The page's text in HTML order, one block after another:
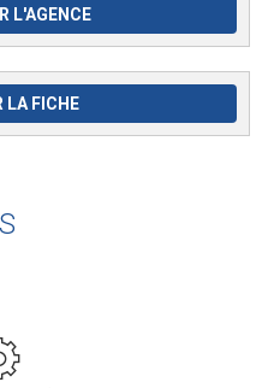
L'AGENCE
LA FICHE